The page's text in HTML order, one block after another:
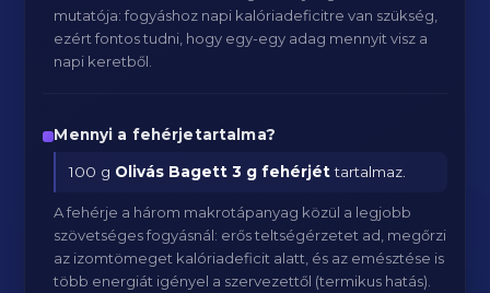
mutatója: fogyáshoz napi kalóriadeficitre van szükség,
ezért fontos tudni, hogy egy-egy adag mennyit visz a
napi keretből.
Mennyi a fehérjetartalma?
100 g Olivás Bagett 3 g fehérjéttartalmaz.
A fehérje a három makrotápanyag közül a legjobb
szövetséges fogyásnál: erős teltségérzetet ad, megőrzi
az izomtömeget kalóriadeficit alatt, és az emésztése is
több energiát igényel a szervezettől (termikus hatás).